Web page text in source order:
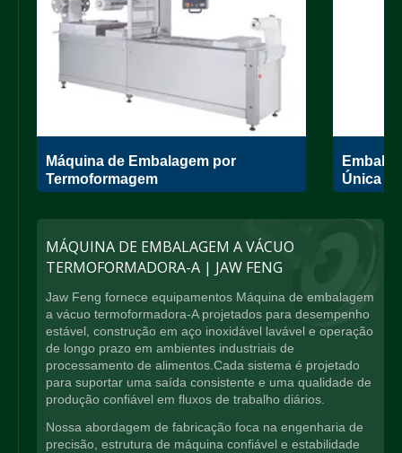
Máquina de Embalagem por
Termoformagem
Única
MÁQUINA DE EMBALAGEM A VÁCUO
TERMOFORMADORA-A | JAW FENG
Jaw Feng fornece equipamentos Máquina de embalagem
a vácuo termoformadora-A projetados para desempenho
estável, construção em aço inoxidável lavável e operação
de longo prazo em ambientes industriais de
processamento de alimentos.Cada sistema é projetado
para suportar uma saída consistente e uma qualidade de
produção confiável em fluxos de trabalho diários.
Nossa abordagem de fabricação foca na engenharia de
precisão, estrutura de máquina confiável e estabilidade